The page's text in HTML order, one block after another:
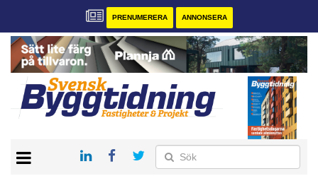
PRENUMERERA ANNONSERA